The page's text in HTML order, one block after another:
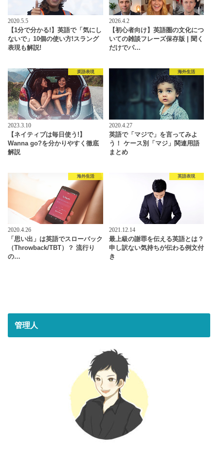
2020.5.5
【1分で分かる!】英語で「気にし
ないで」10個の使い方!スラング
表現も解説!
2026.4.2
【初心者向け】英語圏の文化につ
いての雑談フレーズ保存版 | 聞く
だけでパ…
英語表現
2023.3.10
【ネイティブは毎日使う!】
Wanna go?を分かりやすく徹底
解説
海外生活
2020.4.27
英語で「マジで」を言ってみよ
う！ ケース別「マジ」関連用語
まとめ
海外生活
2020.4.26
「思い出」は英語でスローバック
（Throwback/TBT）？ 流行り
の…
英語表現
2021.12.14
最上級の謝罪を伝える英語とは？
申し訳ない気持ちが伝わる例文付
き
管理人